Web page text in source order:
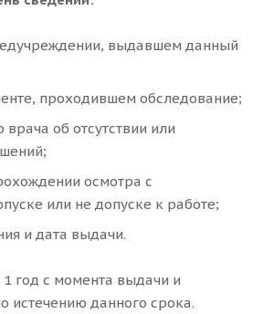
выдавшем данный
проходившем обследование;
об отсутствии или
осмотра с
или не допуске к работе;
и дата выдачи.
1 год с момента выдачи и
истечению данного срока.